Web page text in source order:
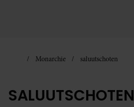
Monarchie saluutschoten
SALUUTSCHOTEN